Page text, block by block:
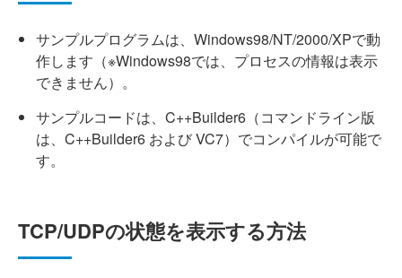
サンプルプログラムは、Windows98/NT/2000/XPで動
作します（※Windows98では、プロセスの情報は表示
できません）。
サンプルコードは、C++Builder6（コマンドライン版
は、C++Builder6 および VC7）でコンパイルが可能で
す。
TCP/UDPの状態を表示する方法